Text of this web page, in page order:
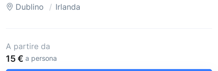
Dublino Irlanda
A partire da
15 € a persona